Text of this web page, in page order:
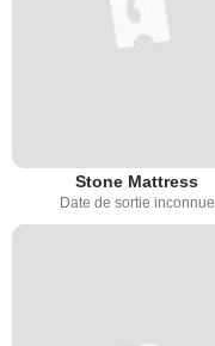
Stone Mattress
Date de sortie inconnue